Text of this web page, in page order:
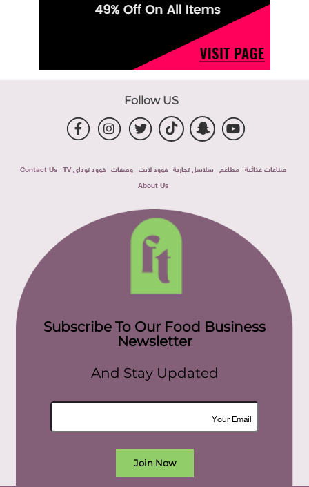
Follow US
صناعات غذائية مطاعم سلاسل تجارية فوود لايت وصفات فوود توداى TV
Contact Us
About Us
Subscribe To Our Food Business
Newsletter
And Stay Updated
Join Now